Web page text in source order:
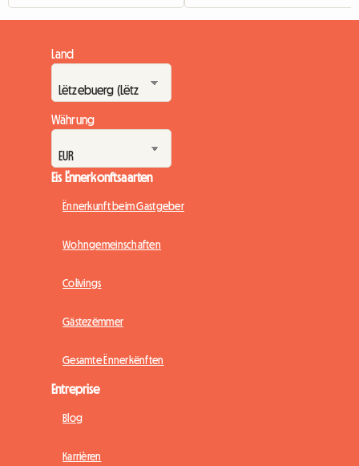
Land
Währung
Eis Ënnerkonftsaarten
Ënnerkunft beim Gastgeber
Wohngemeinschaften
Colivings
Gästezëmmer
Gesamte Ënnerkënften
Entreprise
Blog
Karrièren